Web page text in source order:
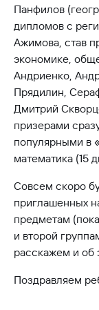
Панфилов
дипломов с
Ажимова, став
экономике,
Андриенко,
Прядилин,
Дмитрий
призерами
популярными в
математика (15
Совсем скоро
приглашенных
предметам
и второй
расскажем и об
Поздравляем